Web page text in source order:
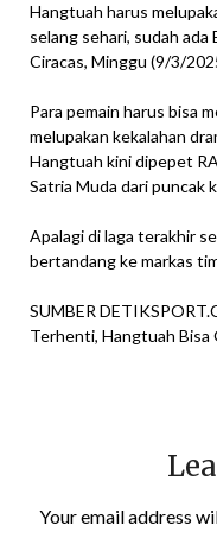
Hangtuah harus
selang sehari, sudah
Ciracas, Minggu (9/3/
Para pemain harus bisa
melupakan kekalahan
Hangtuah kini dipepet
Satria Muda dari puncak
Apalagi di laga terakhir
bertandang ke markas
SUMBER
Terhenti, Hangtuah Bisa
Your email address